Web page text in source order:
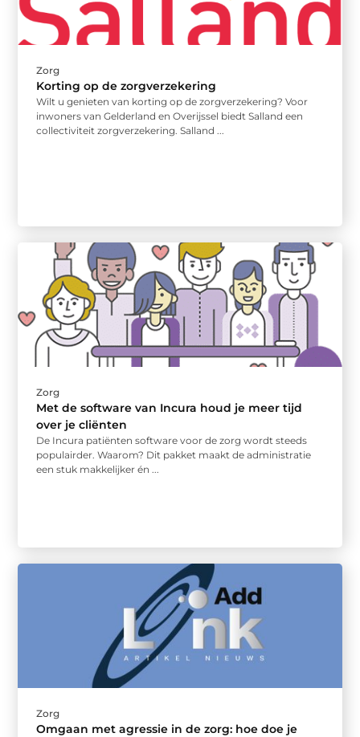
Zorg
Korting op de zorgverzekering
Wilt u genieten van korting op de zorgverzekering? Voor
inwoners van Gelderland en Overijssel biedt Salland een
collectiviteit zorgverzekering. Salland ...
Zorg
Met de software van Incura houd je meer tijd
over je cliënten
De Incura patiënten software voor de zorg wordt steeds
populairder. Waarom? Dit pakket maakt de administratie
een stuk makkelijker én ...
Zorg
Omgaan met agressie in de zorg: hoe doe je